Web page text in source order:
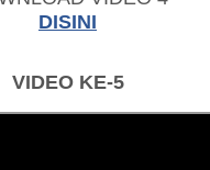
DISINI
VIDEO KE-5